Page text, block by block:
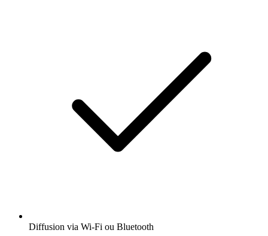
Diffusion via Wi-Fi ou Bluetooth